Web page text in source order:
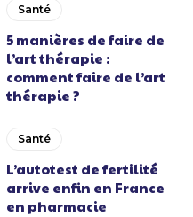
Santé
5 manières de faire de
l’art thérapie :
comment faire de l’art
thérapie ?
Santé
L’autotest de fertilité
arrive enfin en France
en pharmacie